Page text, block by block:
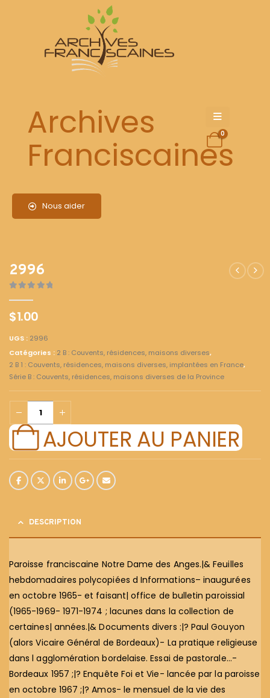
Archives
Franciscaines
Nous aider
0
2996
$1.00
UGS : 2996
Catégories : 2 B : Couvents, résidences, maisons diverses,
2 B 1 : Couvents, résidences, maisons diverses, implantées en France,
Série B : Couvents, résidences, maisons diverses de la Province
AJOUTER AU PANIER
DESCRIPTION
Paroisse franciscaine Notre Dame des Anges.|& Feuilles
hebdomadaires polycopiées d Informations– inaugurées
en octobre 1965- et faisant| office de bulletin paroissial
(1965-1969- 1971-1974 ; lacunes dans la collection de
certaines| années.|& Documents divers :|? Paul Gouyon
(alors Vicaire Général de Bordeaux)- La pratique religieuse
dans l agglomération bordelaise. Essai de pastorale…-
Bordeaux 1957 ;|? Enquête Foi et Vie- lancée par la paroisse
en octobre 1967 ;|? Amos- le mensuel de la vie des